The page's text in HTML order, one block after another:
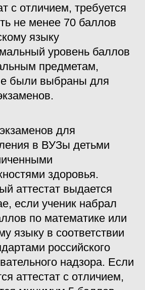
с отличием, требуется
не менее 70 баллов
языку
уровень баллов
предметам,
были выбраны для
для
в ВУЗы детьми
здоровья.
аттестат выдается
если ученик набрал
по математике или
языку в соответствии
российского
надзора. Если
аттестат с отличием,